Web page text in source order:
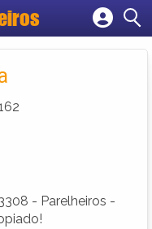
empresa
- Parelheiros -